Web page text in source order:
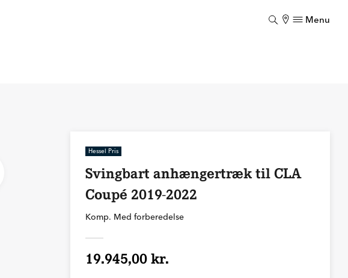
Menu
Hessel Pris
Svingbart anhængertræk til CLA
Coupé 2019-2022
Komp. Med forberedelse
19.945,00 kr.